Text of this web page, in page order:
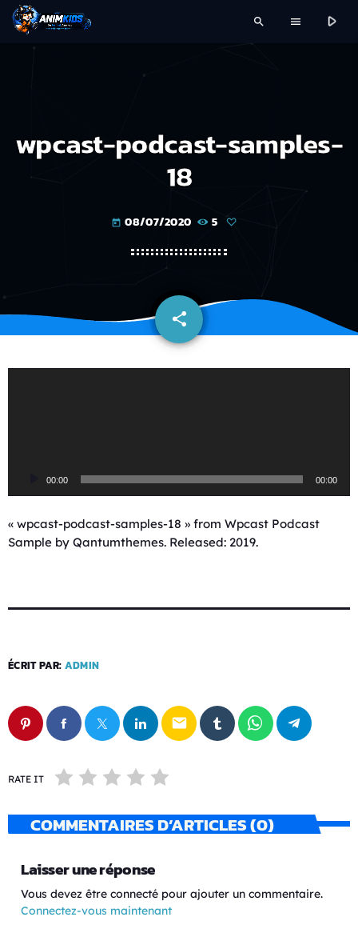
search menu play_arrow
wpcast-podcast-samples-
18
today 08/07/2020 5
share
email
u
d
00:00 00:00
« wpcast-podcast-samples-18 » from Wpcast Podcast
Sample by Qantumthemes. Released: 2019.
ÉCRIT PAR: ADMIN
email
RATE IT
COMMENTAIRES D’ARTICLES (0)
Laisser une réponse
Vous devez être connecté pour ajouter un commentaire.
Connectez-vous maintenant